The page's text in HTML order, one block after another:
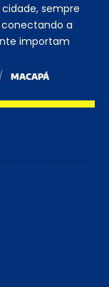
sempre
a
importam
MACAPÁ